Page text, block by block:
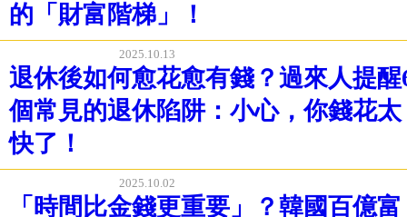
的「財富階梯」！
2025.10.13
退休後如何愈花愈有錢？過來人提醒
個常見的退休陷阱：小心，你錢花太
快了！
2025.10.02
「時間比金錢更重要」？韓國百億富